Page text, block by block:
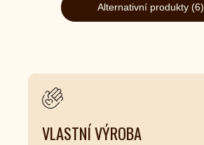
Alternativní produkty (6)
VLASTNÍ VÝROBA